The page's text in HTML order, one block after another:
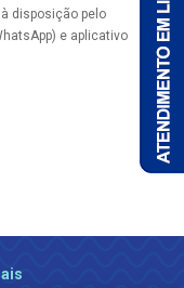
disposição pelo
e aplicativo